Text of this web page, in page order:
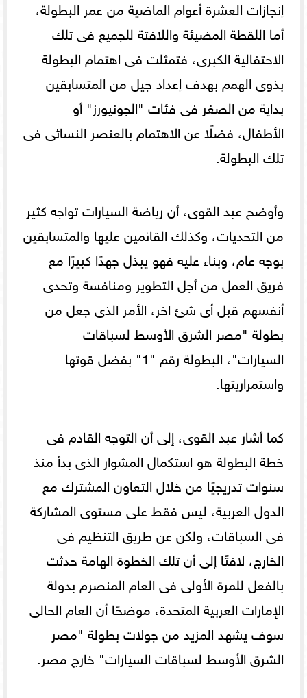
إنجازات العشرة أعوام الماضية من عمر البطولة،
أما اللقطة المضيئة واللافتة للجميع فى تلك
الاحتفالية الكبرى، فتمثلت فى اهتمام البطولة
بذوى الهمم بهدف إعداد جيل من المتسابقين
بداية من الصغر فى فئات "الجونيورز" أو
الأطفال، فضلًا عن الاهتمام بالعنصر النسائى فى
تلك البطولة.
وأوضح عبد القوى، أن رياضة السيارات تواجه كثير
من التحديات، وكذلك القائمين عليها والمتسابقين
بوجه عام، وبناء عليه فهو يبذل جهدًا كبيرًا مع
فريق العمل من أجل التطوير ومنافسة وتحدى
أنفسهم قبل أى شئ اخر، الأمر الذى جعل من
بطولة "مصر الشرق الأوسط لسباقات
السيارات"، البطولة رقم "1" بفضل قوتها
واستمراريتها.
كما أشار عبد القوى، إلى أن التوجه القادم فى
خطة البطولة هو استكمال المشوار الذى بدأ منذ
سنوات تدريجيًا من خلال التعاون المشترك مع
الدول العربية، ليس فقط على مستوى المشاركة
فى السباقات، ولكن عن طريق التنظيم فى
الخارج، لافتًا إلى أن تلك الخطوة الهامة حدثت
بالفعل للمرة الأولى فى العام المنصرم بدولة
الإمارات العربية المتحدة، موضحًا أن العام الحالى
سوف يشهد المزيد من جولات بطولة "مصر
الشرق الأوسط لسباقات السيارات" خارج مصر.